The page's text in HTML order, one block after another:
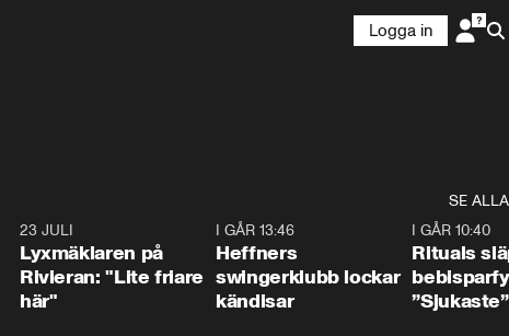
Logga in
SE ALLA
23 JULI
Lyxmäklaren på
Rivieran: "Lite friare
här"
I GÅR 13:46
Heffners
swingerklubb lockar
kändisar
I GÅR 10:40
Rituals
”Sjukaste”